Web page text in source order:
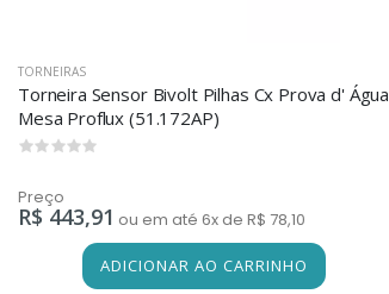
TORNEIRAS
Torneira Sensor Bivolt Pilhas Cx Prova d' Água
Mesa Proflux (51.172AP)
Preço
R$ 443,91 ou em até 6x de R$ 78,10
ADICIONAR AO CARRINHO